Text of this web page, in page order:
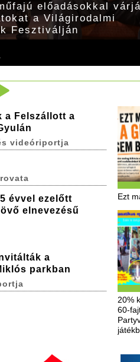
előadásokkal
a Világirodalmi
Fesztiválján
Ezt
20%
60-
a Felszállott a
videóriportja
évvel ezelőtt
elnevezésű
a
parkban